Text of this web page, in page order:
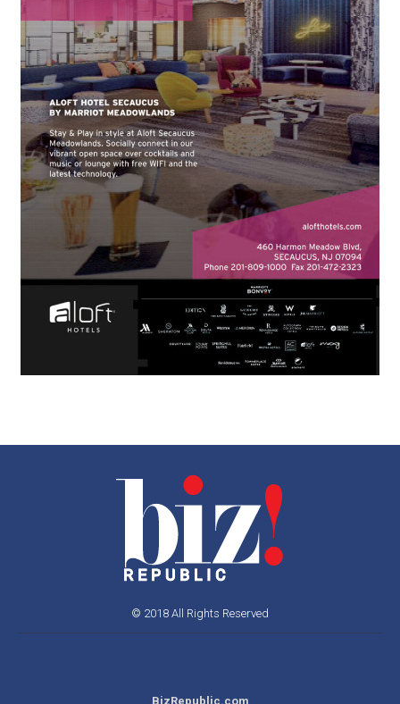
© 2018 All Rights Reserved
BizRepublic.com